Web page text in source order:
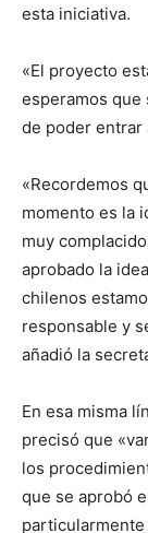
esta iniciativa.
«El proyecto
esperamos que
de poder entrar
«Recordemos
momento es la
muy
aprobado la
chilenos
responsable y
añadió la
En esa misma
precisó que
los
que se aprobó